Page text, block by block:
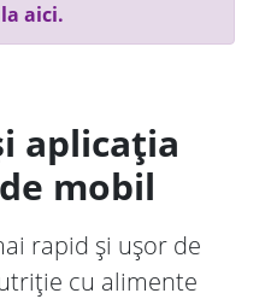
aici.
aplicația
mobil
rapid și ușor de
cu alimente